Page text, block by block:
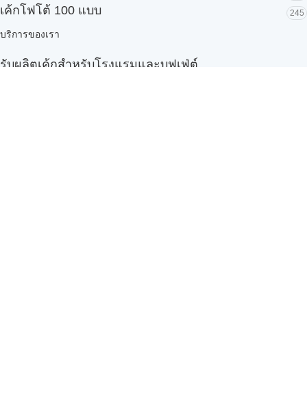
เค้กโฟโต้ 100 แบบ 245
บริการของเรา
รับผลิตเค้กสำหรับโรงแรมและบุฟเฟ่ต์